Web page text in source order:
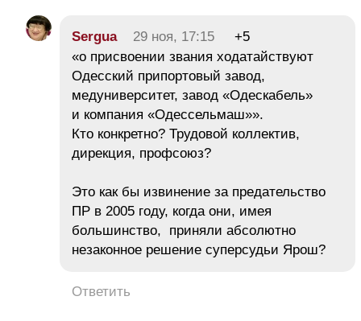
Sergua 29 ноя, 17:15
+5
«о присвоении звания ходатайствуют
Одесский припортовый завод,
медуниверситет, завод «Одескабель»
и компания «Одессельмаш»».
Кто конкретно? Трудовой коллектив,
дирекция, профсоюз?
Это как бы извинение за предательство
ПР в 2005 году, когда они, имея
большинство, приняли абсолютно
незаконное решение суперсудьи Ярош?
Ответить